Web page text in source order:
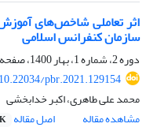
اثر تعاملی شاخص‌های
سازمان کنفرانس اسلامی
دوره 2، شماره 1، بهار 1400، صفحه
10.22034/pbr.2021.129154
محمد علی طاهری، اکبر خدابخشی
مشاهده مقاله
اصل مقاله